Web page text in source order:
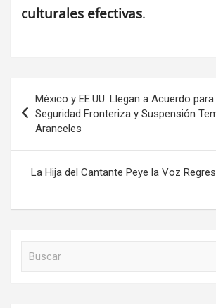
culturales efectivas.
Navegación
de
entradas
México y EE.UU. Llegan a Acuerdo
Seguridad Fronteriza y Suspensión
Aranceles
La Hija del Cantante Peye la Voz